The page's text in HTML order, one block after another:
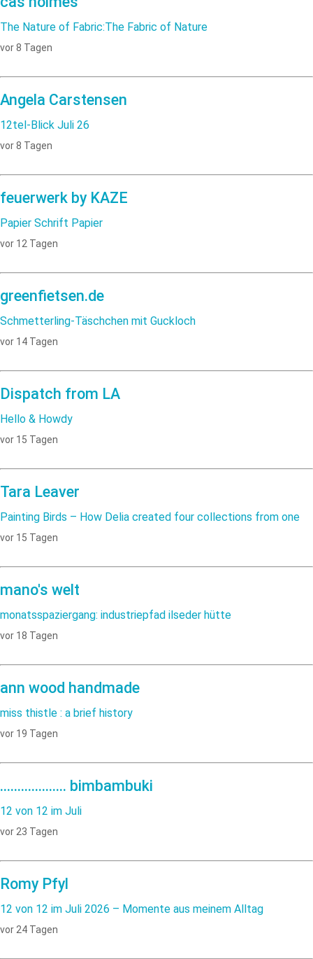
The Nature of Fabric:The Fabric of Nature
vor 8 Tagen
Angela Carstensen
12tel-Blick Juli 26
vor 8 Tagen
feuerwerk by KAZE
Papier Schrift Papier
vor 12 Tagen
greenfietsen.de
Schmetterling-Täschchen mit Guckloch
vor 14 Tagen
Dispatch from LA
Hello & Howdy
vor 15 Tagen
Tara Leaver
Painting Birds – How Delia created four collections from one
vor 15 Tagen
mano's welt
monatsspaziergang: industriepfad ilseder hütte
vor 18 Tagen
ann wood handmade
miss thistle : a brief history
vor 19 Tagen
................... bimbambuki
12 von 12 im Juli
vor 23 Tagen
Romy Pfyl
12 von 12 im Juli 2026 – Momente aus meinem Alltag
vor 24 Tagen